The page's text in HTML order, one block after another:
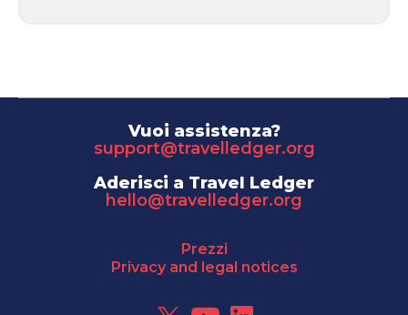
Vuoi assistenza?
support@travelledger.org
Aderisci a Travel Ledger
hello@travelledger.org
Prezzi
Privacy and legal notices